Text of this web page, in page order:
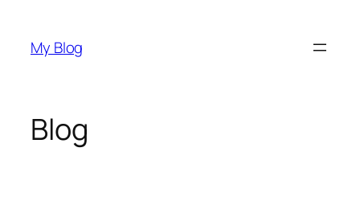
contenuto
My Blog
Blog